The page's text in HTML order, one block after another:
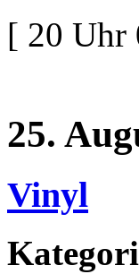
[ 20 Uhr
25.
Vinyl